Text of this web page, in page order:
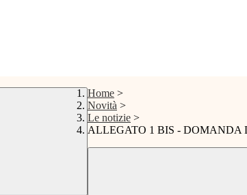
Home >
Novità >
Le notizie >
ALLEGATO 1 BIS - DOMANDA